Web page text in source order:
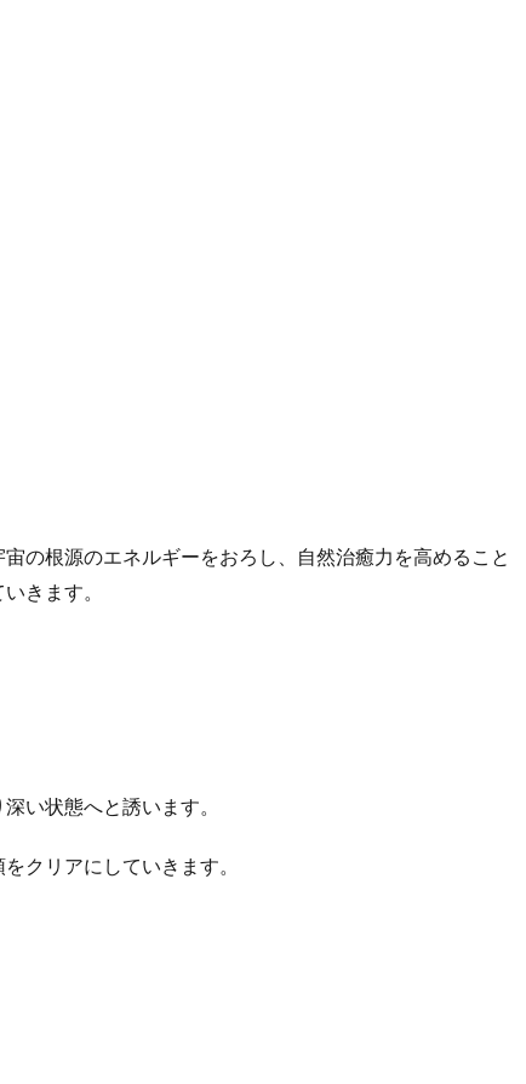
の根源のエネルギーをおろし、自然治癒力を高めること
きます。
い状態へと誘います。
クリアにしていきます。